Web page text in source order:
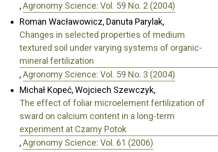
,Agronomy Science: Vol. 59 No. 2 (2004)
Roman Wacławowicz, Danuta Parylak,
Changes in selected properties of medium
textured soil under varying systems of organic-
mineral fertilization
,Agronomy Science: Vol. 59 No. 3 (2004)
Michał Kopeć, Wojciech Szewczyk,
The effect of foliar microelement fertilization of
sward on calcium content in a long-term
experiment at Czarny Potok
,Agronomy Science: Vol. 61 (2006)